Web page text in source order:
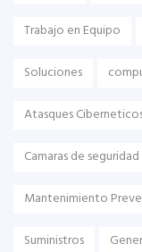
Trabajo en Equipo
Soluciones
Atasques
Camaras de seguridad
Mantenimiento
Suministros